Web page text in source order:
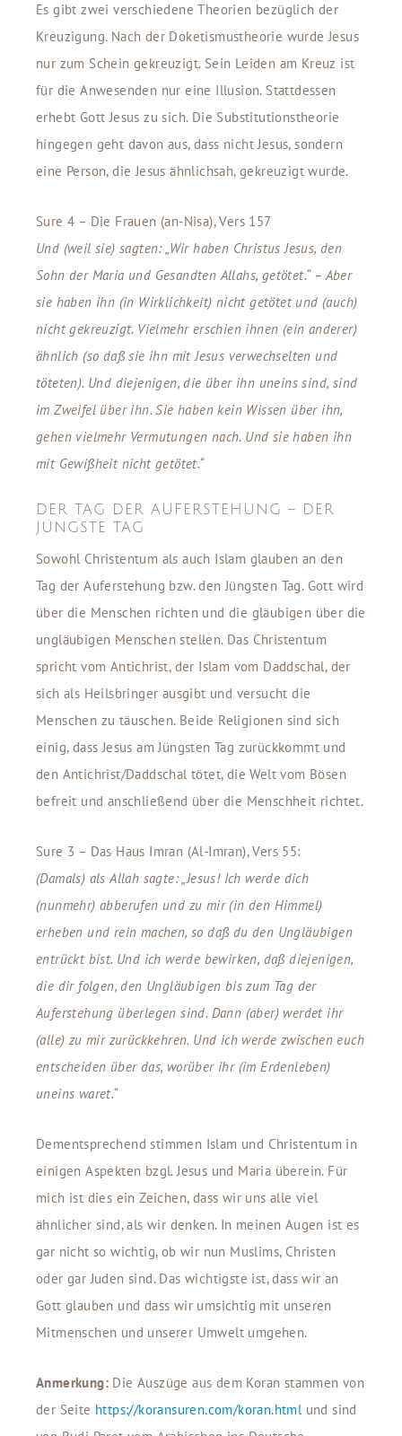
Es gibt zwei verschiedene Theorien bezüglich der
Kreuzigung. Nach der Doketismustheorie wurde Jesus
nur zum Schein gekreuzigt. Sein Leiden am Kreuz ist
für die Anwesenden nur eine Illusion. Stattdessen
erhebt Gott Jesus zu sich. Die Substitutionstheorie
hingegen geht davon aus, dass nicht Jesus, sondern
eine Person, die Jesus ähnlichsah, gekreuzigt wurde.
Sure 4 – Die Frauen (an-Nisa), Vers 157
Und (weil sie) sagten: „Wir haben Christus Jesus, den
Sohn der Maria und Gesandten Allahs, getötet.“ – Aber
sie haben ihn (in Wirklichkeit) nicht getötet und (auch)
nicht gekreuzigt. Vielmehr erschien ihnen (ein anderer)
ähnlich (so daß sie ihn mit Jesus verwechselten und
töteten). Und diejenigen, die über ihn uneins sind, sind
im Zweifel über ihn. Sie haben kein Wissen über ihn,
gehen vielmehr Vermutungen nach. Und sie haben ihn
mit Gewißheit nicht getötet.“
DER TAG DER AUFERSTEHUNG – DER
JÜNGSTE TAG
Sowohl Christentum als auch Islam glauben an den
Tag der Auferstehung bzw. den Jüngsten Tag. Gott wird
über die Menschen richten und die gläubigen über die
ungläubigen Menschen stellen. Das Christentum
spricht vom Antichrist, der Islam vom Daddschal, der
sich als Heilsbringer ausgibt und versucht die
Menschen zu täuschen. Beide Religionen sind sich
einig, dass Jesus am Jüngsten Tag zurückkommt und
den Antichrist/Daddschal tötet, die Welt vom Bösen
befreit und anschließend über die Menschheit richtet.
Sure 3 – Das Haus Imran (Al-Imran), Vers 55:
(Damals) als Allah sagte: „Jesus! Ich werde dich
(nunmehr) abberufen und zu mir (in den Himmel)
erheben und rein machen, so daß du den Ungläubigen
entrückt bist. Und ich werde bewirken, daß diejenigen,
die dir folgen, den Ungläubigen bis zum Tag der
Auferstehung überlegen sind. Dann (aber) werdet ihr
(alle) zu mir zurückkehren. Und ich werde zwischen euch
entscheiden über das, worüber ihr (im Erdenleben)
uneins waret.“
Dementsprechend stimmen Islam und Christentum in
einigen Aspekten bzgl. Jesus und Maria überein. Für
mich ist dies ein Zeichen, dass wir uns alle viel
ähnlicher sind, als wir denken. In meinen Augen ist es
gar nicht so wichtig, ob wir nun Muslims, Christen
oder gar Juden sind. Das wichtigste ist, dass wir an
Gott glauben und dass wir umsichtig mit unseren
Mitmenschen und unserer Umwelt umgehen.
Anmerkung: Die Auszüge aus dem Koran stammen von
der Seite https://koransuren.com/koran.htmlund sind